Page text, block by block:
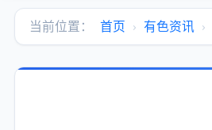
当前位置： 首页 › 有色资讯 ›